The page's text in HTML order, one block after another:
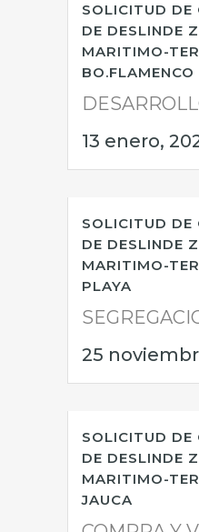
SOLICITUD DE
DE DESLINDE
MARITIMO-
BO.FLAMENCO
13 enero,
SOLICITUD DE
DE DESLINDE
MARITIMO-
PLAYA
25
SOLICITUD DE
DE DESLINDE
MARITIMO-
JAUCA